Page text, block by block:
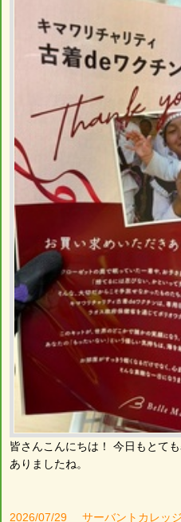
皆さんこんにちは！ 今日もとて
ありましたね。
2026/07/29 サーバントカレッジ